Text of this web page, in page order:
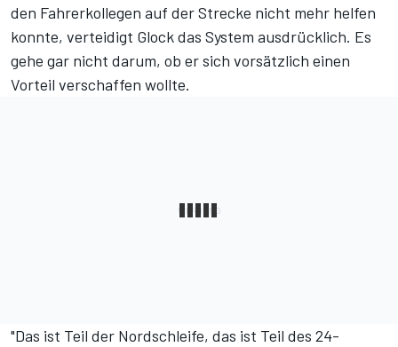
den Fahrerkollegen auf der Strecke nicht mehr helfen
konnte, verteidigt Glock das System ausdrücklich. Es
gehe gar nicht darum, ob er sich vorsätzlich einen
Vorteil verschaffen wollte.
"Das ist Teil der Nordschleife, das ist Teil des 24-